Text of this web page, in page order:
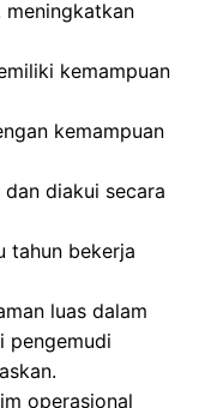
meningkatkan
kemampuan
kemampuan
dan diakui secara
tahun bekerja
luas dalam
pengemudi
operasional